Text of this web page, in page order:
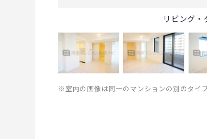
リビング・
※室内の画像は同一のマンションの別のタイ